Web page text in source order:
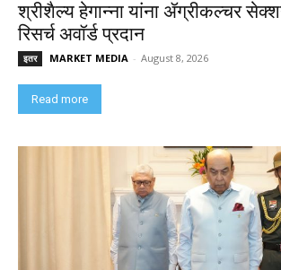
श्रीशैल्य हेगान्ना यांना ॲग्रीकल्चर
रिसर्च अवॉर्ड प्रदान
इतर MARKET MEDIA - August 8, 2026
Read more